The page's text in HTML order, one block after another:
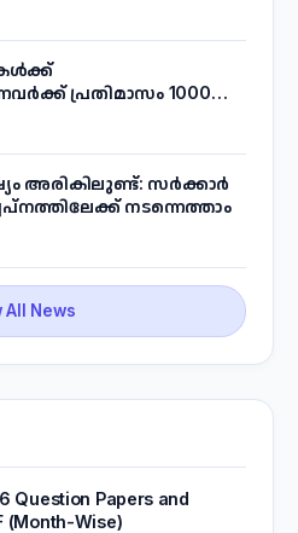
പ്രതിമാസം 1000
'കണക്ട് ടു വർക്ക്'
അറിയാം
അരികിലുണ്ട്: സർക്കാർ
നടന്നെത്താം
All News
Question Papers and
(Month-Wise)